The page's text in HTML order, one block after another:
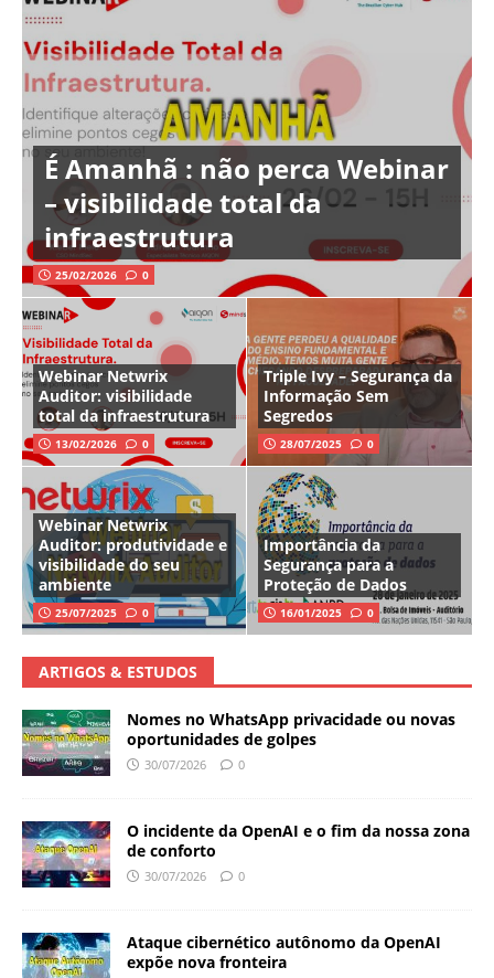
É Amanhã : não perca Webinar
– visibilidade total da
infraestrutura
25/02/2026 0
Webinar Netwrix
Auditor: visibilidade
total da infraestrutura
13/02/2026 0
Triple Ivy – Segurança da
Informação Sem
Segredos
28/07/2025 0
Webinar Netwrix
Auditor: produtividade e
visibilidade do seu
ambiente
25/07/2025 0
Importância da
Segurança para a
Proteção de Dados
16/01/2025 0
ARTIGOS & ESTUDOS
Nomes no WhatsApp privacidade ou novas
oportunidades de golpes
30/07/2026 0
O incidente da OpenAI e o fim da nossa zona
de conforto
30/07/2026 0
Ataque cibernético autônomo da OpenAI
expõe nova fronteira